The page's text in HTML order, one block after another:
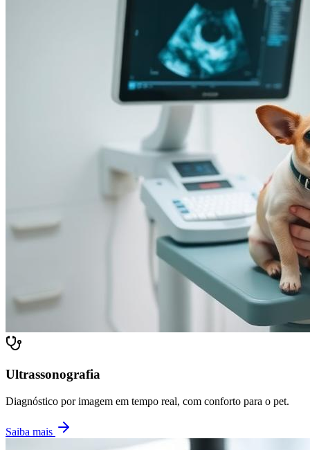
Ultrassonografia
Diagnóstico por imagem em tempo real, com conforto para o pet.
Saiba mais